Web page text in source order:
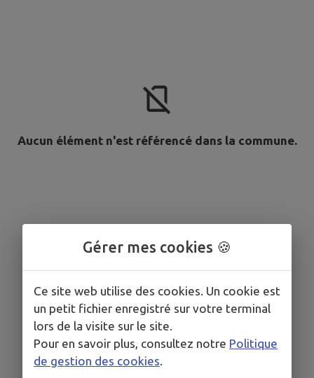
Aucun élément n'est référencé dans la commune.
Gérer mes cookies 🍪
Ce site web utilise des cookies. Un cookie est
un petit fichier enregistré sur votre terminal
lors de la visite sur le site.
Pour en savoir plus, consultez notre Politique
de gestion des cookies